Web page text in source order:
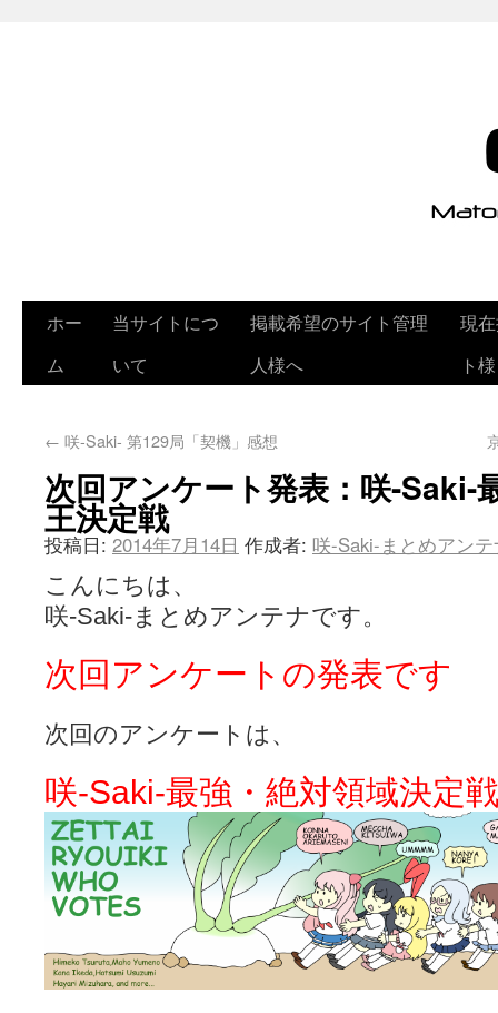
ホー
ム
当サイトにつ
いて
掲載希望のサイト管理
人様へ
現
ト様
← 咲-Saki- 第129局「契機」感想
次回アンケート発表：咲-Saki-
王決定戦
投稿日: 2014年7月14日 作成者: 咲-Saki-まとめアン
こんにちは、
咲-Saki-まとめアンテナです。
次回アンケートの発表です
次回のアンケートは、
咲-Saki-最強・絶対領域決定